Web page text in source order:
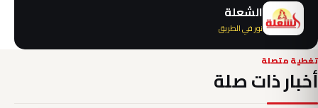
الشعلة
نور في الطريق
تغطية متصلة
أخبار ذات صلة